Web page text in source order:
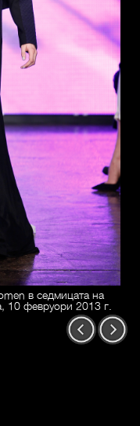
в седмицата на
10 февруори 2013 г.